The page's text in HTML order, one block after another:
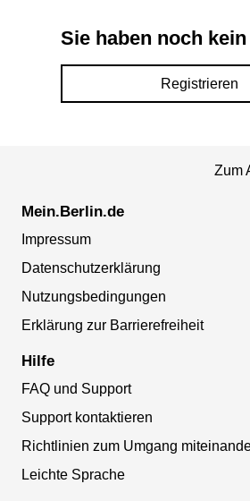
Sie haben noch
Registrieren
Zum
Mein.Berlin.de
Impressum
Datenschutzerklärung
Nutzungsbedingungen
Erklärung zur Barrierefreiheit
Hilfe
FAQ und Support
Support kontaktieren
Richtlinien zum Umgang
Leichte Sprache